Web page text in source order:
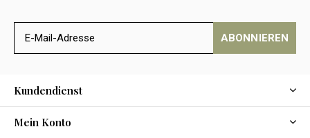
ABONNIEREN
Kundendienst
Mein Konto